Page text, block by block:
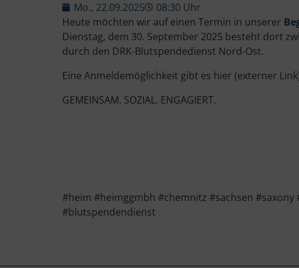
Mo., 22.09.2025
08:30 Uhr
Heute möchten wir auf einen Termin in unserer
Dienstag, dem 30. September 2025 besteht dort
durch den DRK-Blutspendedienst Nord-Ost.
Eine Anmeldemöglichkeit gibt es hier (externer
GEMEINSAM. SOZIAL. ENGAGIERT.
#heim #heimggmbh #chemnitz #sachsen
#blutspendendienst